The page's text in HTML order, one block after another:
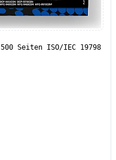
Seiten ISO/IEC 19798